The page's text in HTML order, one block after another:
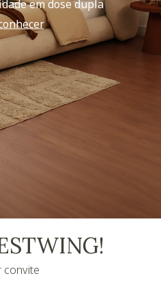
em dose dupla
convite